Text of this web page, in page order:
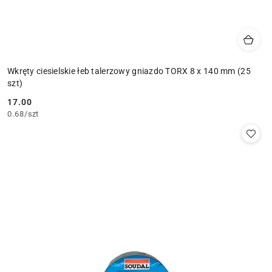
Wkręty ciesielskie łeb talerzowy gniazdo TORX 8 x 140 mm (25
szt)
Cena:
17.00
0.68/szt